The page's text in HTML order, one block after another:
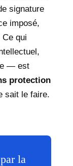
signature
imposé,
qui
— est
protection
sait le faire.
la